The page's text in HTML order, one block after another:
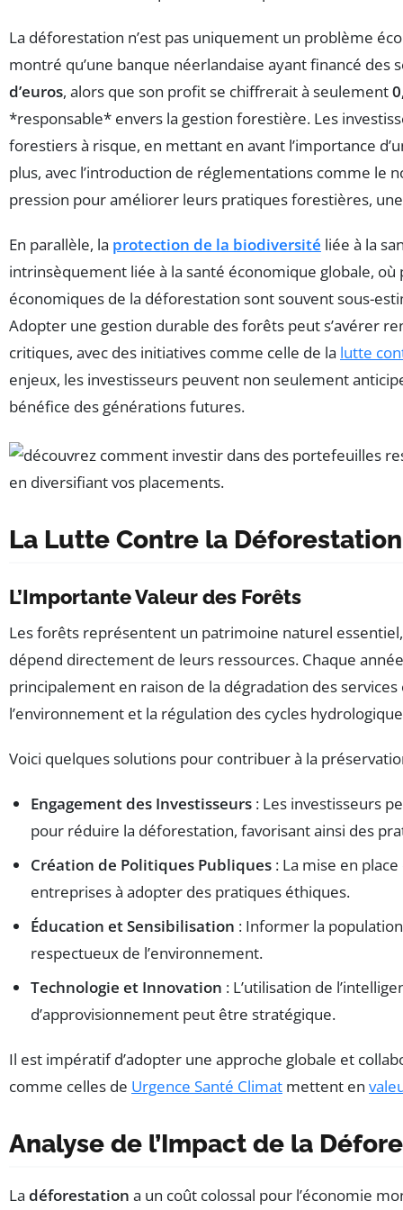
La déforestation n’est pas uniquement un problème
montré qu’une banque néerlandaise ayant financé
d’euros, alors que son profit se chiffrerait à seulement
*responsable* envers la gestion forestière. Les
forestiers à risque, en mettant en avant l’importance
plus, avec l’introduction de réglementations comme le
pression pour améliorer leurs pratiques forestières,
En parallèle, la protection de la biodiversité liée à la
intrinsèquement liée à la santé économique globale, où
économiques de la déforestation sont souvent sous-
Adopter une gestion durable des forêts peut s’avérer
critiques, avec des initiatives comme celle de la lutte
enjeux, les investisseurs peuvent non seulement
bénéfice des générations futures.
La Lutte Contre la
L’Importante Valeur des Forêts
Les forêts représentent un patrimoine naturel
dépend directement de leurs ressources. Chaque
principalement en raison de la dégradation des
l’environnement et la régulation des cycles
Voici quelques solutions pour contribuer à la
Engagement des Investisseurs : Les investisseurs
pour réduire la déforestation, favorisant ainsi des
Création de Politiques Publiques : La mise en
entreprises à adopter des pratiques éthiques.
Éducation et Sensibilisation : Informer la
respectueux de l’environnement.
Technologie et Innovation : L’utilisation de
d’approvisionnement peut être stratégique.
Il est impératif d’adopter une approche globale et
comme celles de Urgence Santé Climat mettent en
Analyse de l’Impact de la
La déforestation a un coût colossal pour l’économie